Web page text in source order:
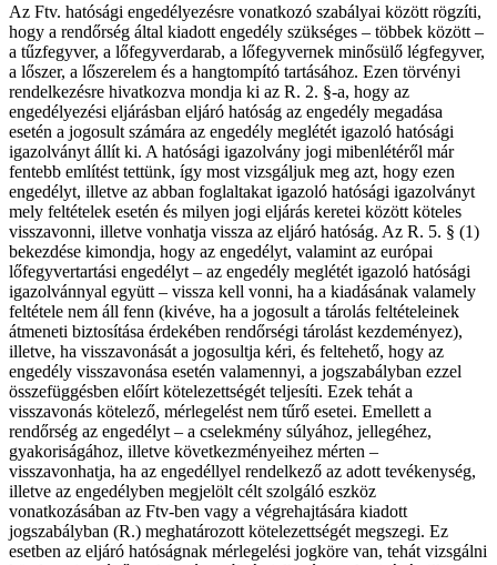
Az Ftv. hatósági engedélyezésre vonatkozó szabályai között rögzíti,
hogy a rendőrség által kiadott engedély szükséges – többek között –
a tűzfegyver, a lőfegyverdarab, a lőfegyvernek minősülő légfegyver,
a lőszer, a lőszerelem és a hangtompító tartásához. Ezen törvényi
rendelkezésre hivatkozva mondja ki az R. 2. §-a, hogy az
engedélyezési eljárásban eljáró hatóság az engedély megadása
esetén a jogosult számára az engedély meglétét igazoló hatósági
igazolványt állít ki. A hatósági igazolvány jogi mibenlétéről már
fentebb említést tettünk, így most vizsgáljuk meg azt, hogy ezen
engedélyt, illetve az abban foglaltakat igazoló hatósági igazolványt
mely feltételek esetén és milyen jogi eljárás keretei között köteles
visszavonni, illetve vonhatja vissza az eljáró hatóság. Az R. 5. § (1)
bekezdése kimondja, hogy az engedélyt, valamint az európai
lőfegyvertartási engedélyt – az engedély meglétét igazoló hatósági
igazolvánnyal együtt – vissza kell vonni, ha a kiadásának valamely
feltétele nem áll fenn (kivéve, ha a jogosult a tárolás feltételeinek
átmeneti biztosítása érdekében rendőrségi tárolást kezdeményez),
illetve, ha visszavonását a jogosultja kéri, és feltehető, hogy az
engedély visszavonása esetén valamennyi, a jogszabályban ezzel
összefüggésben előírt kötelezettségét teljesíti. Ezek tehát a
visszavonás kötelező, mérlegelést nem tűrő esetei. Emellett a
rendőrség az engedélyt – a cselekmény súlyához, jellegéhez,
gyakoriságához, illetve következményeihez mérten –
visszavonhatja, ha az engedéllyel rendelkező az adott tevékenység,
illetve az engedélyben megjelölt célt szolgáló eszköz
vonatkozásában az Ftv-ben vagy a végrehajtására kiadott
jogszabályban (R.) meghatározott kötelezettségét megszegi. Ez
esetben az eljáró hatóságnak mérlegelési jogköre van, tehát vizsgálni